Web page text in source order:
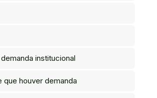
institucional
houver demanda